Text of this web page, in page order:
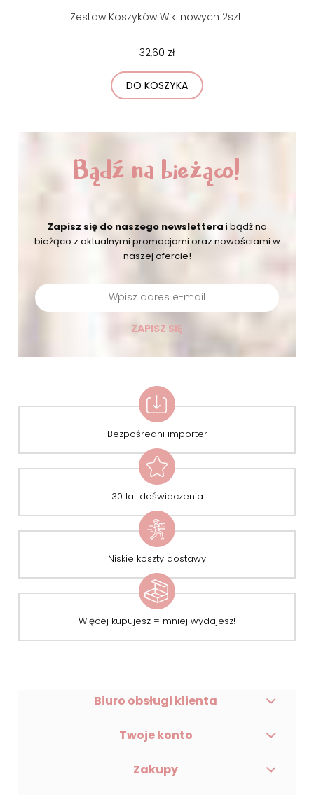
Zestaw Koszyków Wiklinowych 2szt.
32,60 zł
DO KOSZYKA
Bądź na bieżąco!
Zapisz się do naszego newslettera i bądź na
bieżąco z aktualnymi promocjami oraz nowościami w
naszej ofercie!
ZAPISZ SIĘ
Bezpośredni importer
30 lat doświaczenia
Niskie koszty dostawy
Więcej kupujesz = mniej wydajesz!
Biuro obsługi klienta
Twoje konto
Zakupy